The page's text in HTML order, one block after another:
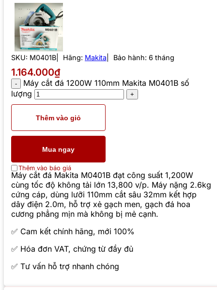
SKU: M0401B Hãng: Makita Bảo hành: 6 tháng
1.164.000₫
Máy cắt đá 1200W 110mm Makita M0401B số
lượng
Thêm vào giỏ
Mua ngay
Thêm vào báo giá
Máy cắt đá Makita M0401B đạt công suất 1,200W
cùng tốc độ không tải lớn 13,800 v/p. Máy nặng 2.6kg
cứng cáp, dùng lưỡi 110mm cắt sâu 32mm kết hợp
dây điện 2.0m, hỗ trợ xẻ gạch men, gạch đá hoa
cương phẳng mịn mà không bị mẻ cạnh.
✅ Cam kết chính hãng, mới 100%
✅ Hóa đơn VAT, chứng từ đầy đủ
✅ Tư vấn hỗ trợ nhanh chóng